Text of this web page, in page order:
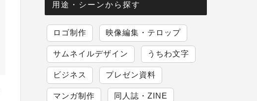
用途・シーンから探す
ロゴ制作 映像編集・テロップ
サムネイルデザイン うちわ文字
ビジネス プレゼン資料
マンガ制作 同人誌・ZINE